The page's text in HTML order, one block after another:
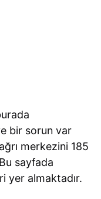
bir sorun var
merkezini 185
sayfada
yer almaktadır.